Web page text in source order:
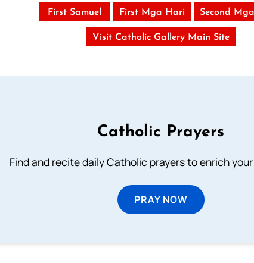
First Samuel First Mga Hari Second
Visit Catholic Gallery Main Site
Catholic Prayers
Find and recite daily Catholic prayers to enrich
PRAY NOW